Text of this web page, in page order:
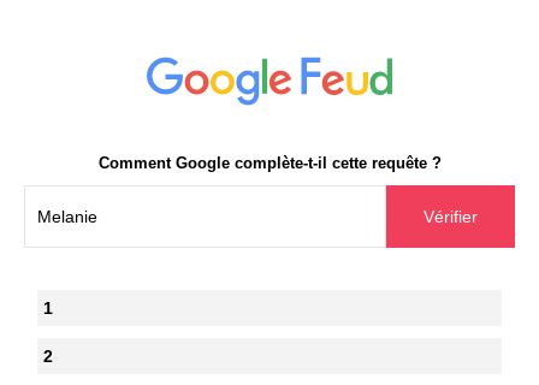
Comment Google complète-t-il cette requête ?
1
2